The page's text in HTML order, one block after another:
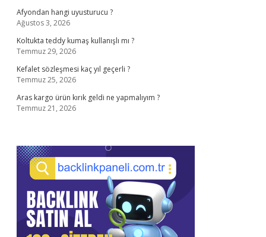
Afyondan hangi uyusturucu ?
Ağustos 3, 2026
Koltukta teddy kumaş kullanışlı mı ?
Temmuz 29, 2026
Kefalet sözleşmesi kaç yıl geçerli ?
Temmuz 25, 2026
Aras kargo ürün kırık geldi ne yapmalıyım ?
Temmuz 21, 2026